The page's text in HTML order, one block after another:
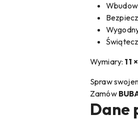
Wymiary: 11
Spraw
Zamów
Dane